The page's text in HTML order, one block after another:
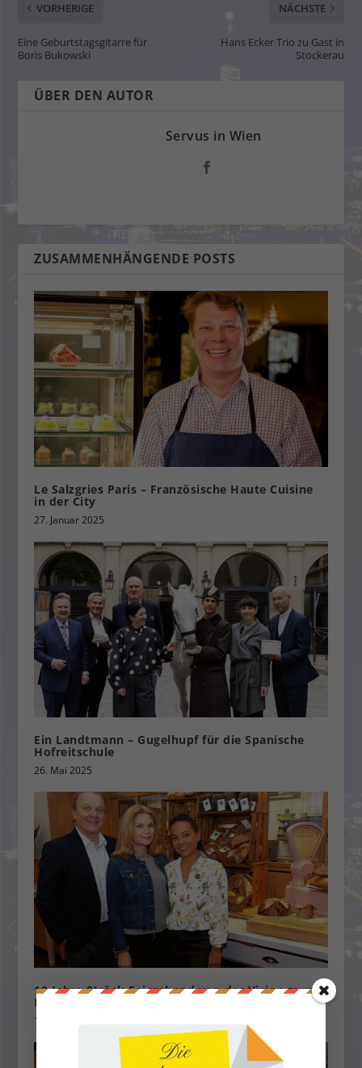
VORHERIGE
Eine Geburtstagsgitarre für
Boris Bukowski
NÄCHSTE
Hans Ecker Trio zu Gast in
Stockerau
ÜBER DEN AUTOR
Servus in Wien
ZUSAMMENHÄNGENDE POSTS
Le Salzgries Paris – Französische Haute Cuisine
in der City
27. Januar 2025
Ein Landtmann – Gugelhupf für die Spanische
Hofreitschule
26. Mai 2025
10 Jahre Ströck Feierabend von der Vision zum
Erfolg
1. Mai 2023